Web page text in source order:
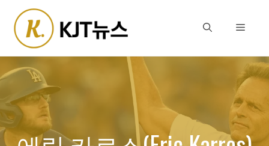
content
Menu